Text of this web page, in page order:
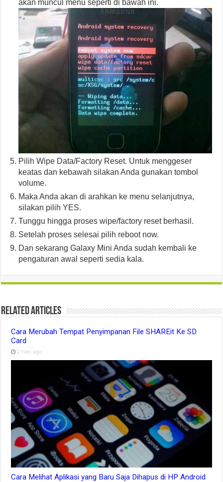
akan muncul menu seperti di bawah ini.
Pilih Wipe Data/Factory Reset. Untuk menggeser
keatas dan kebawah silakan Anda gunakan tombol
volume.
Maka Anda akan di arahkan ke menu selanjutnya,
silakan pilih YES.
Tunggu hingga proses wipe/factory reset berhasil.
Setelah proses selesai pilih reboot now.
Dan sekarang Galaxy Mini Anda sudah kembali ke
pengaturan awal seperti sedia kala.
Related Articles
Cara Merubah Tempat Penyimpanan File SHAREit Ke SD
Card
2 hari ago
Cara Melihat Aplikasi yang Baru Saja Dihapus di HP Android